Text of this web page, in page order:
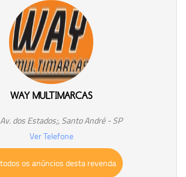
WAY MULTIMARCAS
Av. dos Estados;, Santo André - SP
Ver Telefone
os anúncios desta revenda